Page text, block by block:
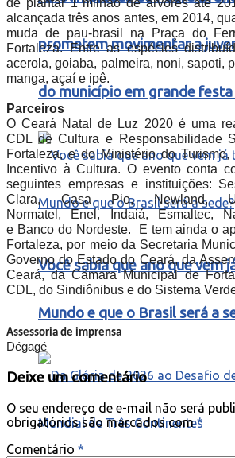
prometem movimentar a
do município em grande
Você sabia que ano que vem
Mundo e que o Brasil será a
alcançada três anos antes, em 2014,
muda de pau-brasil na Praça do
Fortaleza. Entre as espécies
acerola, goiaba, palmeira, noni, sapoti,
manga, açaí e ipê.
Parceiros
O Ceará Natal de Luz 2020 é uma
CDL de Cultura e Responsabilidade
Fortaleza, e do Ministério do
Incentivo à Cultura. O evento conta
seguintes empresas e instituições:
Clara, Casa Pio, Newland,
Normatel, Enel, Indaiá, Esmaltec,
e Banco do Nordeste. E tem ainda o
Fortaleza, por meio da Secretaria
Governo do Estado do Ceará, da
Ceará, da Câmara Municipal de
CDL, do Sindiônibus e do Sistema
Assessoria de imprensa
Dégagé
Deixe um comentário
O seu endereço de e-mail não será
obrigatórios são marcados com*
Comentário *